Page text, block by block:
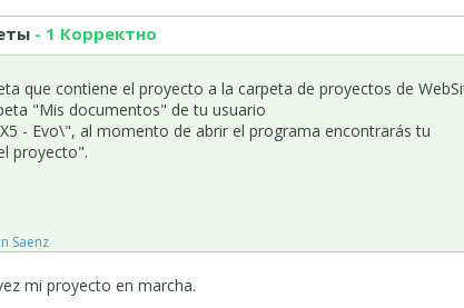
- 1 Корректно
que contiene el proyecto a la carpeta de proyectos de
"Mis documentos" de tu usuario
- Evo\", al momento de abrir el programa encontrarás tu
proyecto".
Saenz
mi proyecto en marcha.